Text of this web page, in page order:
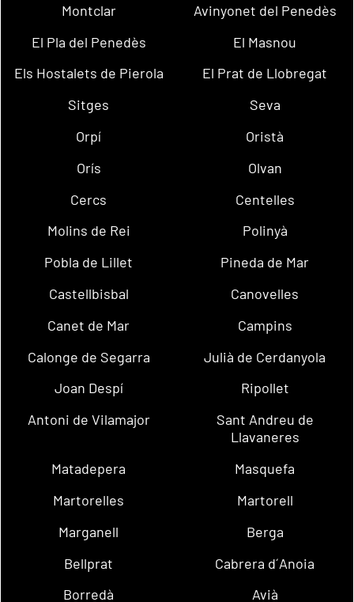
Montclar
Avinyonet del Penedès
El Pla del Penedès
El Masnou
Els Hostalets de Pierola
El Prat de Llobregat
Sitges
Seva
Orpí
Oristà
Orís
Olvan
Cercs
Centelles
Molins de Rei
Polinyà
Pobla de Lillet
Pineda de Mar
Castellbisbal
Canovelles
Canet de Mar
Campins
Calonge de Segarra
Julià de Cerdanyola
Joan Despí
Ripollet
Antoni de Vilamajor
Sant Andreu de
Llavaneres
Matadepera
Masquefa
Martorelles
Martorell
Marganell
Berga
Bellprat
Cabrera d´Anoia
Borredà
Avià